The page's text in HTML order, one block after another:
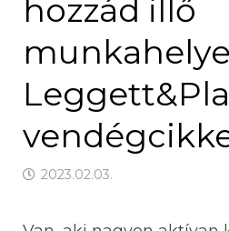
hozzád illő
2023.02.03.